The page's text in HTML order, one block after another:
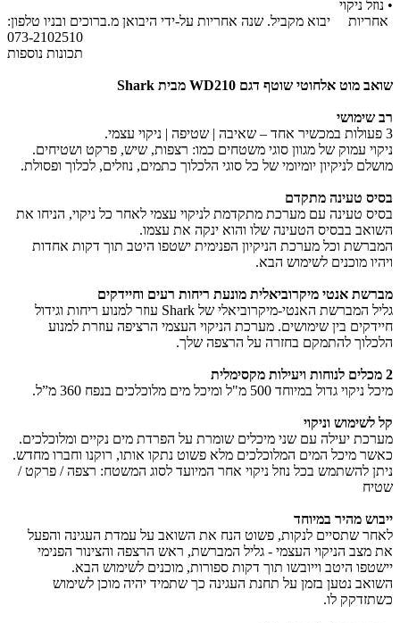
• נוזל ניקוי
אחריות יבוא מקביל. שנה אחריות על-ידי היבואן מ.ברוכים ובניו טלפון:
073-2102510
תכונות נוספות
שואב מוט אלחוטי שוטף דגם WD210 מבית Shark
רב שימושי
3 פעולות במכשיר אחד – שאיבה | שטיפה | ניקוי עצמי.
ניקוי עמוק של מגוון סוגי משטחים כמו: רצפות, שיש, פרקט ושטיחים.
מושלם לניקיון יומיומי של כל סוגי הלכלוך כתמים, נוזלים, לכלוך ופסולת.
בסיס טעינה מתקדם
בסיס טעינה עם מערכת מתקדמת לניקוי עצמי לאחר כל ניקוי, הניחו את
השואב בבסיס הטעינה שלו והוא ינקה את עצמו.
המברשת וכל מערכת הניקיון הפנימית ישטפו היטב תוך דקות אחדות
ויהיו מוכנים לשימוש הבא.
מברשת אנטי מיקרוביאלית מונעת ריחות רעים וחיידקים
גליל המברשת האנטי-מיקרוביאלי של Shark עוזר למנוע ריחות וגידול
חיידקים בין שימושים. מערכת הניקוי העצמי הרציפה עוזרת למנוע
הלכלוך להתמקם בחזרה על הרצפה שלך.
2 מכלים לנוחות ויעילות מקסימלית
מיכל ניקוי גדול במיוחד 500 מ"ל ומיכל מים מלוכלכים בנפח 360 מ”ל.
קל לשימוש וניקוי
מערכת יעילה עם שני מיכלים שומרת על הפרדת מים נקיים ומלוכלכים.
כאשר מיכל המים המלוכלכים מלא פשוט נתקו אותו, רוקנו וחברו מחדש.
ניתן להשתמש בכל נוזל ניקוי אחר המיועד לסוג המשטח: רצפה / פרקט /
שטיח
ייבוש מהיר במיוחד
לאחר שתסיים לנקות, פשוט הנח את השואב על עמדת העגינה והפעל
את מצב הניקוי העצמי - גליל המברשת, ראש הרצפה והצינור הפנימי
יישטפו היטב וייובשו תוך דקות ספורות, מוכנים לשימוש הבא.
השואב נטען בזמן על תחנת העגינה כך שתמיד יהיה מוכן לשימוש
כשתזדקק לו.